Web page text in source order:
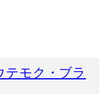
テモク・ブラ